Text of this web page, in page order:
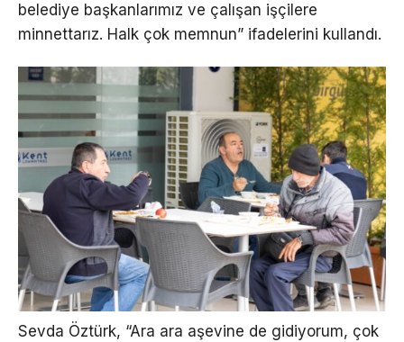
belediye başkanlarımız ve çalışan işçilere
minnettarız. Halk çok memnun” ifadelerini kullandı.
Sevda Öztürk, “Ara ara aşevine de gidiyorum, çok